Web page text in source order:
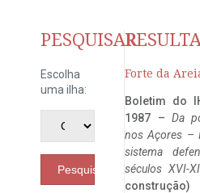
PESQUISAR
Escolha
uma ilha:
Pesquisar
Forte da
Boletim do
1987 – Da
nos Açores –
sistema
séculos XVI-
construção)